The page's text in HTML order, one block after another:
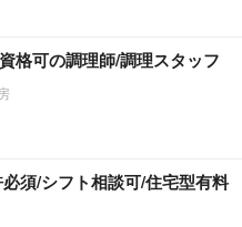
格可の調理師/調理スタッフ
須/シフト相談可/住宅型有料